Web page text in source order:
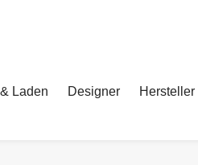
Laden Designer Hersteller